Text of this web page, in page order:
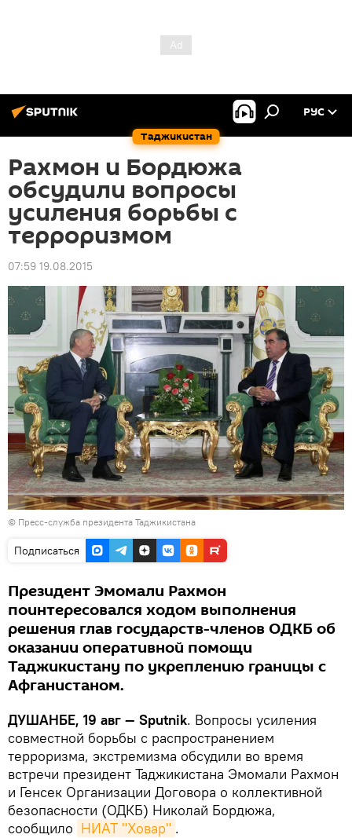
Таджикистан
РУС
Рахмон и Бордюжа
обсудили вопросы
усиления борьбы с
терроризмом
07:59 19.08.2015
© Пресс-служба президента Таджикистана
Подписаться
Президент Эмомали Рахмон
поинтересовался ходом выполнения
решения глав государств-членов ОДКБ об
оказании оперативной помощи
Таджикистану по укреплению границы с
Афганистаном.
ДУШАНБЕ, 19 авг — Sputnik. Вопросы усиления
совместной борьбы с распространением
терроризма, экстремизма обсудили во время
встречи президент Таджикистана Эмомали Рахмон
и Генсек Организации Договора о коллективной
безопасности (ОДКБ) Николай Бордюжа,
сообщило НИАТ "Ховар" .